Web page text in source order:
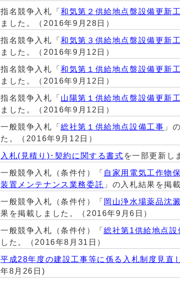
指名競争入札「和気第２供給地点盤設備更新
ました。（2016年9月28日）
指名競争入札「和気第３供給地点盤設備更新
ました。（2016年9月12日）
指名競争入札「和気第１供給地点盤設備更新
ました。（2016年9月12日）
指名競争入札「 山陽第１供給地点盤設備更新
ました。（2016年9月12日）
一般競争入札「総社第１供給地点設備工事 」
た。（2016年9月12日）
入札(見積り)･契約に関する書式 を一部更新し
一般競争入札（条件付）「 自家用電気工作物
装置メンテナンス業務委託 」の入札結果を掲
一般競争入札（条件付）「 岡山浄水場薬品沈
果を掲載しました。（2016年9月6日）
一般競争入札（条件付）「総社第1供給地点設
した。（2016年8月31日）
平成28年度の建設工事等に係る入札制度見直
年8月26日)